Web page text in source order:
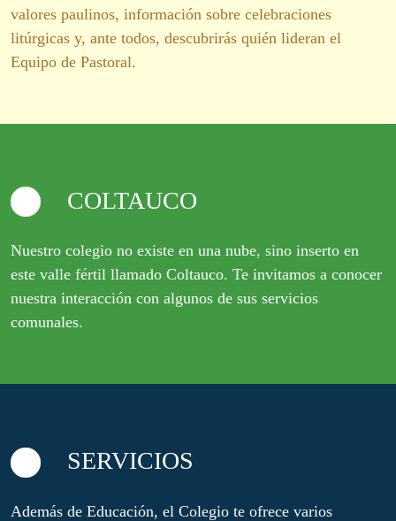
valores paulinos, información sobre celebraciones
litúrgicas y, ante todos, descubrirás quién lideran el
Equipo de Pastoral.
COLTAUCO
Nuestro colegio no existe en una nube, sino inserto en
este valle fértil llamado Coltauco. Te invitamos a conocer
nuestra interacción con algunos de sus servicios
comunales.
SERVICIOS
Además de Educación, el Colegio te ofrece varios